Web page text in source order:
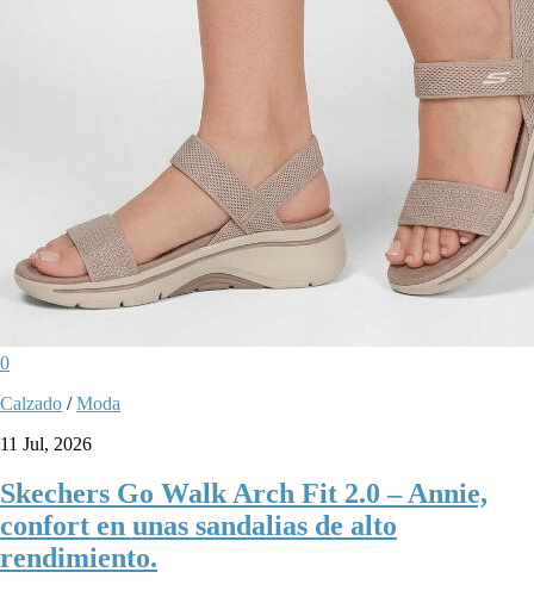
0
Calzado /Moda
11 Jul, 2026
Skechers Go Walk Arch Fit 2.0 – Annie,
confort en unas sandalias de alto
rendimiento.